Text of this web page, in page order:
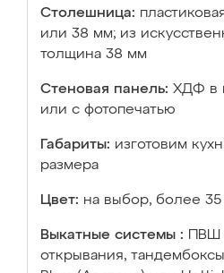
Столешница:
или 38 мм; из
толщина 38 мм
Стеновая панель: ХДФ в
или с фотопечатью
Габариты: изготовим
размера
Цвет: на выбор, более 35
Выкатные системы :
ПВШ
открывания,